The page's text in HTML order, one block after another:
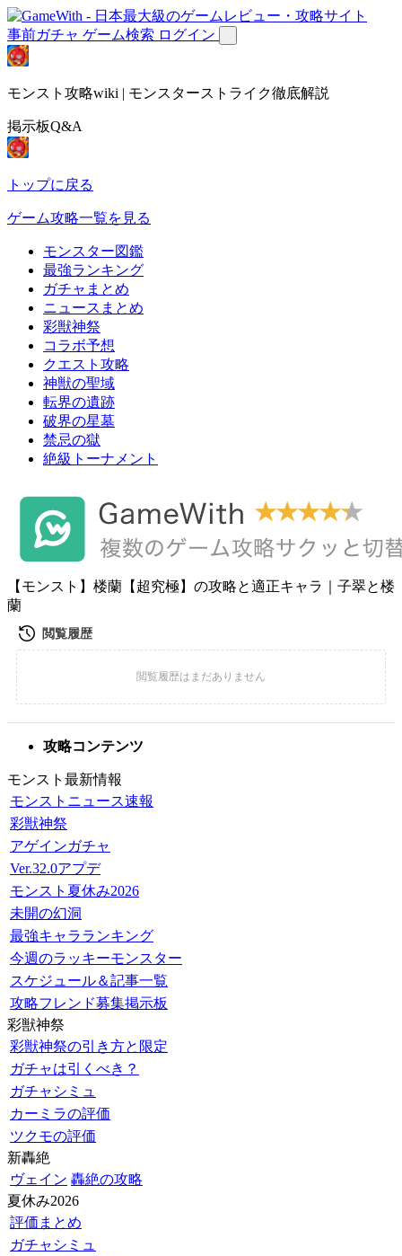
事前ガチャ ゲーム検索 ログイン
モンスト攻略wiki | モンスターストライク徹底解説
掲示板Q&A
トップに戻る
ゲーム攻略一覧を見る
モンスター図鑑
最強ランキング
ガチャまとめ
ニュースまとめ
彩獣神祭
コラボ予想
クエスト攻略
神獣の聖域
転界の遺跡
破界の星墓
禁忌の獄
絶級トーナメント
【モンスト】楼蘭【超究極】の攻略と適正キャラ｜子翠と楼
蘭
攻略コンテンツ
モンスト最新情報
モンストニュース速報
彩獣神祭
アゲインガチャ
Ver.32.0アプデ
モンスト夏休み2026
未開の幻洞
最強キャラランキング
今週のラッキーモンスター
スケジュール＆記事一覧
攻略フレンド募集掲示板
彩獣神祭
彩獣神祭の引き方と限定
ガチャは引くべき？
ガチャシミュ
カーミラの評価
ツクモの評価
新轟絶
ヴェイン 轟絶の攻略
夏休み2026
評価まとめ
ガチャシミュ